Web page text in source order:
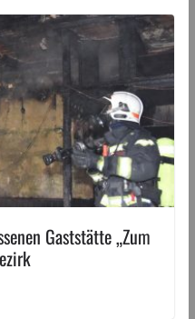
Gaststätte „Zum